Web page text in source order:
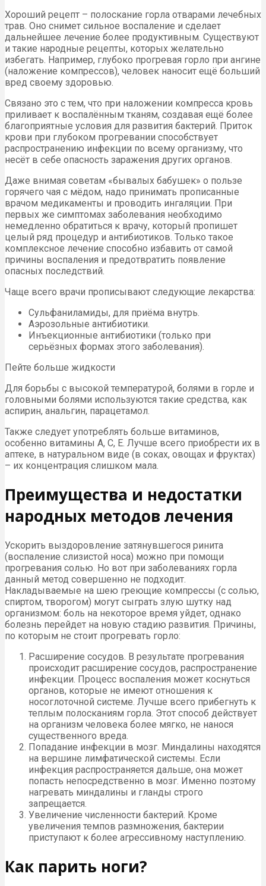
Хороший рецепт – полоскание горла отварами лечебных
трав. Оно снимет сильное воспаление и сделает
дальнейшее лечение более продуктивным. Существуют
и такие народные рецепты, которых желательно
избегать. Например, глубоко прогревая горло при ангине
(наложение компрессов), человек наносит ещё больший
вред своему здоровью.
Связано это с тем, что при наложении компресса кровь
приливает к воспалённым тканям, создавая ещё более
благоприятные условия для развития бактерий. Приток
крови при глубоком прогревании способствует
распространению инфекции по всему организму, что
несёт в себе опасность заражения других органов.
Даже внимая советам «бывалых бабушек» о пользе
горячего чая с мёдом, надо принимать прописанные
врачом медикаменты и проводить ингаляции. При
первых же симптомах заболевания необходимо
немедленно обратиться к врачу, который пропишет
целый ряд процедур и антибиотиков. Только такое
комплексное лечение способно избавить от самой
причины воспаления и предотвратить появление
опасных последствий.
Чаще всего врачи прописывают следующие лекарства:
Сульфаниламиды, для приёма внутрь.
Аэрозольные антибиотики.
Инъекционные антибиотики (только при
серьёзных формах этого заболевания).
Пейте больше жидкости
Для борьбы с высокой температурой, болями в горле и
головными болями используются такие средства, как
аспирин, анальгин, парацетамол.
Также следует употреблять больше витаминов,
особенно витамины А, С, Е. Лучше всего приобрести их в
аптеке, в натуральном виде (в соках, овощах и фруктах)
– их концентрация слишком мала.
Преимущества и недостатки
народных методов лечения
Ускорить выздоровление затянувшегося ринита
(воспаление слизистой носа) можно при помощи
прогревания солью. Но вот при заболеваниях горла
данный метод совершенно не подходит.
Накладываемые на шею греющие компрессы (с солью,
спиртом, творогом) могут сыграть злую шутку над
организмом: боль на некоторое время уйдет, однако
болезнь перейдет на новую стадию развития. Причины,
по которым не стоит прогревать горло:
Расширение сосудов. В результате прогревания
происходит расширение сосудов, распространение
инфекции. Процесс воспаления может коснуться
органов, которые не имеют отношения к
носоглоточной системе. Лучше всего прибегнуть к
теплым полосканиям горла. Этот способ действует
на организм человека более мягко, не нанося
существенного вреда.
Попадание инфекции в мозг. Миндалины находятся
на вершине лимфатической системы. Если
инфекция распространяется дальше, она может
попасть непосредственно в мозг. Именно поэтому
нагревать миндалины и гланды строго
запрещается.
Увеличение численности бактерий. Кроме
увеличения темпов размножения, бактерии
приступают к более агрессивному наступлению.
Как парить ноги?